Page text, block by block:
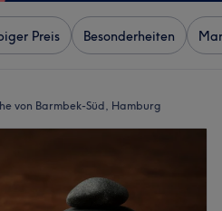
Preis Besonderheiten
von Barmbek-Süd, Hamburg